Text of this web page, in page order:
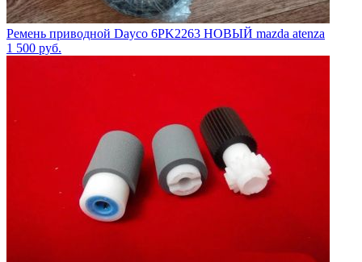
Ремень приводной Dayco 6PK2263 НОВЫЙ mazda atenza
1 500 руб.